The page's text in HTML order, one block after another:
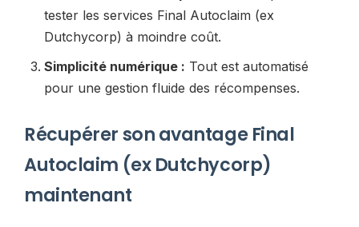
tester les services Final Autoclaim (ex
Dutchycorp) à moindre coût.
Simplicité numérique : Tout est automatisé
pour une gestion fluide des récompenses.
Récupérer son avantage Final
Autoclaim (ex Dutchycorp)
maintenant